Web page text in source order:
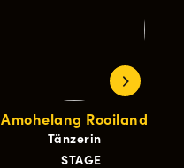
Amohelang Rooiland
Tänzerin